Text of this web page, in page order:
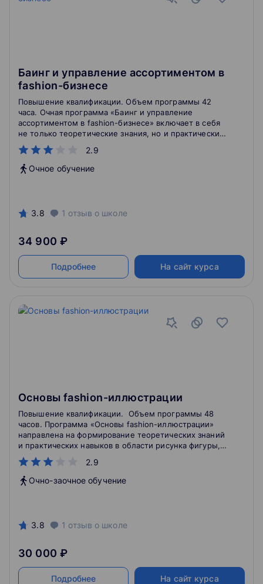
Баинг и управление ассортиментом в
fashion-бизнесе
2.9
Повышение квалификации. Объем программы 42
часа. Очная программа «Баинг и управление
ассортиментом в fashion-бизнесе» включает в себя
не только теоретические знания, но и практические
навыки в области закупки товара. 5-дневный
интенсив будет полезен как для байеров, продавцов,
управляющих fashion-ритейла, так и для
предпринимателей, планирующих открытие бизнеса
Очное обучение
3.8 1 отзыв о школе
34 900 ₽
Подробнее На сайт курса
Основы fashion-иллюстрации
2.9
Повышение квалификации. Объем программы 48
часов. Программа «Основы fashion-иллюстрации»
направлена на формирование теоретических знаний
и практических навыков в области рисунка фигуры,
композиции костюма, а также на повышение уровня
художественно-конструкторских (дизайнерских)
проектов в сфере создания одежды.
Очно-заочное обучение
3.8 1 отзыв о школе
30 000 ₽
Подробнее На сайт курса